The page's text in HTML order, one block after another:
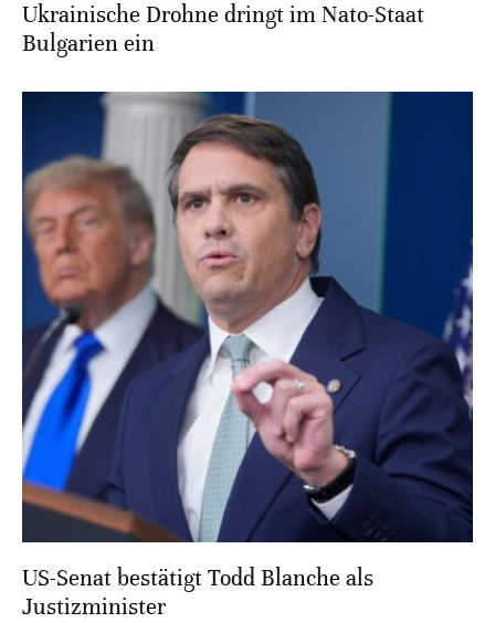
Ukrainische Drohne dringt im Nato-Staat
Bulgarien ein
US-Senat bestätigt Todd Blanche als
Justizminister